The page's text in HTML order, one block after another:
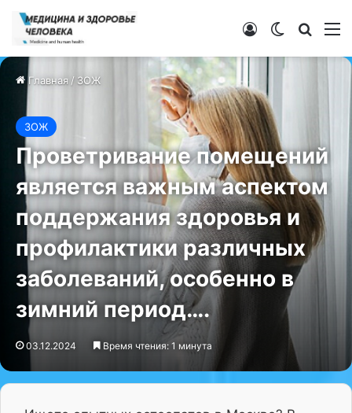
Switch skin
Войти
Главная / ЗОЖ
ЗОЖ
Проветривание помещений
является важным аспектом
поддержания здоровья и
профилактики различных
заболеваний, особенно в
зимний период….
03.12.2024 Время чтения: 1 минута